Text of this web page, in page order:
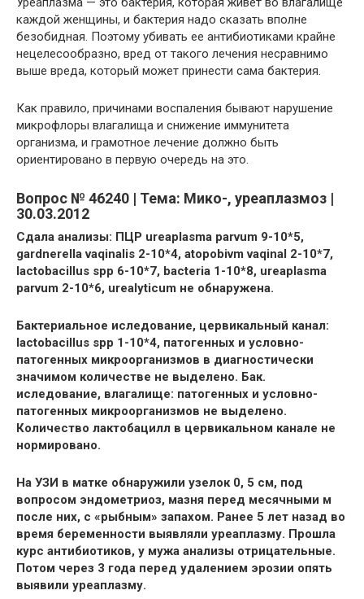
каждой женщины, и бактерия надо сказать вполне
безобидная. Поэтому убивать ее антибиотиками крайне
нецелесообразно, вред от такого лечения несравнимо
выше вреда, который может принести сама бактерия.
Как правило, причинами воспаления бывают нарушение
микрофлоры влагалища и снижение иммунитета
организма, и грамотное лечение должно быть
ориентировано в первую очередь на это.
Вопрос № 46240 | Тема: Мико-, уреаплазмоз |
30.03.2012
Сдала анализы: ПЦР ureaplasma parvum 9-10*5,
gardnerella vaqinalis 2-10*4, atopobivm vaqinal 2-10*7,
lactobacillus spp 6-10*7, bacteria 1-10*8, ureaplasma
parvum 2-10*6, urealyticum не обнаружена.
Бактериальное иследование, цервикальный канал:
lactobacillus spp 1-10*4, патогенных и условно-
патогенных микроорганизмов в диагностически
значимом количестве не выделено. Бак.
иследование, влагалище: патогенных и условно-
патогенных микроорганизмов не выделено.
Количество лактобацилл в цервикальном канале не
нормировано.
На УЗИ в матке обнаружили узелок 0, 5 см, под
вопросом эндометриоз, мазня перед месячными м
после них, с «рыбным» запахом. Ранее 5 лет назад во
время беременности выявляли уреаплазму. Прошла
курс антибиотиков, у мужа анализы отрицательные.
Потом через 3 года перед удалением эрозии опять
выявили уреаплазму.